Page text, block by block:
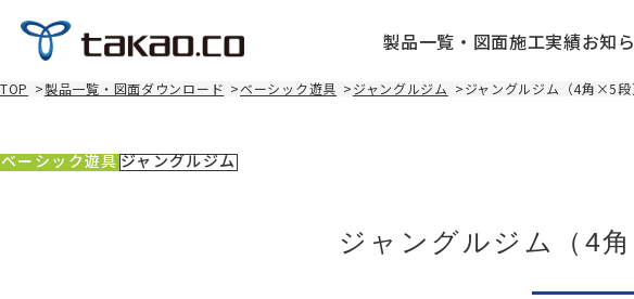
製品一覧・図面施工実績お知
TOP >製品一覧・図面ダウンロード >ベーシック遊具 >ジャングルジム >ジャングルジム（4角×5
ベーシック遊具ジャングルジム
ジャングルジム（4